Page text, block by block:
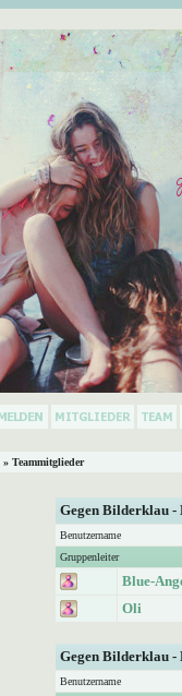
» Teammitglieder
Gegen Bilderklau
Benutzername
Gruppenleiter
Blue-
Oli
Gegen Bilderklau
Benutzername